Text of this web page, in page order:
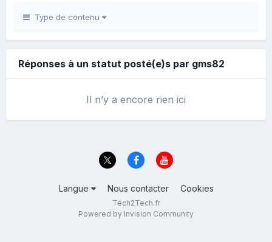
Type de contenu
Réponses à un statut posté(e)s par gms82
Il n’y a encore rien ici
Langue Nous contacter Cookies
Tech2Tech.fr
Powered by Invision Community